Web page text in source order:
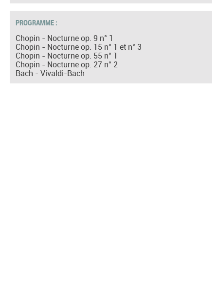
PROGRAMME :
Chopin - Nocturne op. 9 n° 1
Chopin - Nocturne op. 15 n° 1 et n° 3
Chopin - Nocturne op. 55 n° 1
Chopin - Nocturne op. 27 n° 2
Bach - Vivaldi-Bach